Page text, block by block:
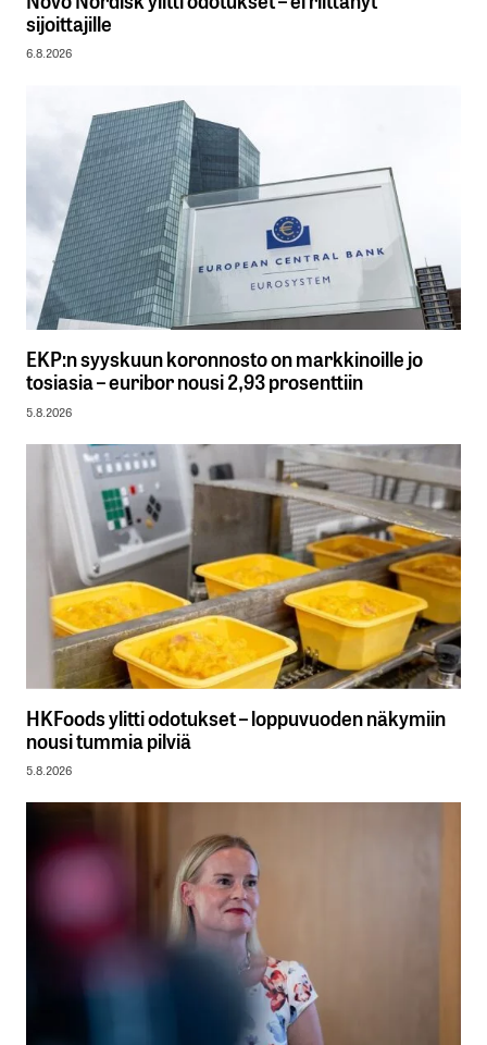
sijoittajille
6.8.2026
EKP:n syyskuun koronnosto on markkinoille jo
tosiasia – euribor nousi 2,93 prosenttiin
5.8.2026
HKFoods ylitti odotukset – loppuvuoden näkymiin
nousi tummia pilviä
5.8.2026